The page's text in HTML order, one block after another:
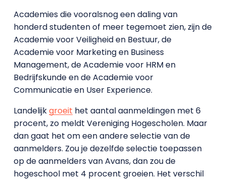
Academies die vooralsnog een daling van
honderd studenten of meer tegemoet zien, zijn de
Academie voor Veiligheid en Bestuur, de
Academie voor Marketing en Business
Management, de Academie voor HRM en
Bedrijfskunde en de Academie voor
Communicatie en User Experience.
Landelijkgroeit het aantal aanmeldingen met 6
procent, zo meldt Vereniging Hogescholen. Maar
dan gaat het om een andere selectie van de
aanmelders. Zou je dezelfde selectie toepassen
op de aanmelders van Avans, dan zou de
hogeschool met 4 procent groeien. Het verschil